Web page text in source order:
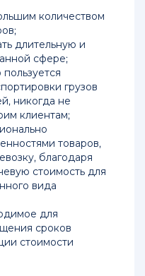
количеством
длительную и
сфере;
грузов
никогда не
клиентам;
товаров,
благодаря
стоимость для
вида
для
сроков
стоимости